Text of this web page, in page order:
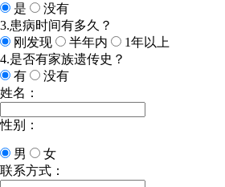
是
没有
3.患病时间有多久？
刚发现
半年内
1年以上
4.是否有家族遗传史？
有
没有
姓名：
性别：
男
女
联系方式：